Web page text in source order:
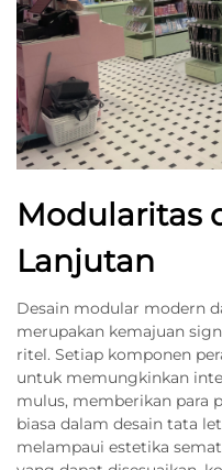
Modularitas
Lanjutan
Desain modular modern
merupakan kemajuan
ritel. Setiap komponen
untuk memungkinkan
mulus, memberikan para
biasa dalam desain tata
melampaui estetika